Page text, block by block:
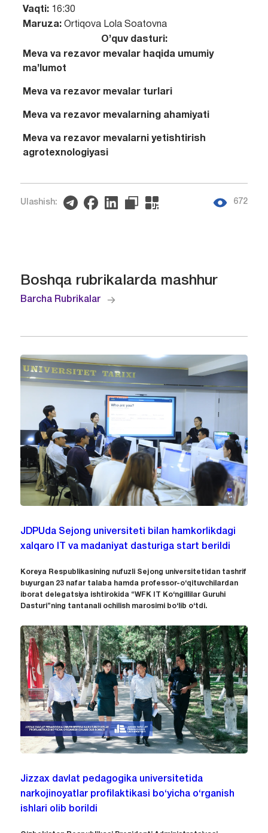
Vaqti:16:30
Maruza:Ortiqova Lola Soatovna
O’quv dasturi:
Meva va rezavor mevalar haqida umumiy
ma’lumot
Meva va rezavor mevalar turlari
Meva va rezavor mevalarning ahamiyati
Meva va rezavor mevalarni yetishtirish
agrotexnologiyasi
Ulashish: 672
Boshqa rubrikalarda mashhur
Barcha Rubrikalar
JDPUda Sejong universiteti bilan hamkorlikdagi
xalqaro IT va madaniyat dasturiga start berildi
Koreya Respublikasining nufuzli Sejong universitetidan tashrif
buyurgan 23 nafar talaba hamda professor-o‘qituvchilardan
iborat delegatsiya ishtirokida “WFK IT Ko‘ngillilar Guruhi
Dasturi”ning tantanali ochilish marosimi bo‘lib o‘tdi.
Jizzax davlat pedagogika universitetida
narkojinoyatlar profilaktikasi bo‘yicha o‘rganish
ishlari olib borildi